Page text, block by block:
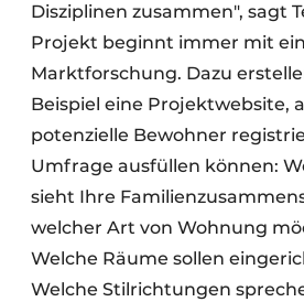
Disziplinen zusammen", sagt
Projekt beginnt immer mit
Marktforschung. Dazu
Beispiel eine Projektwebsite,
potenzielle Bewohner
Umfrage ausfüllen können:
sieht Ihre
welcher Art von Wohnung
Welche Räume sollen
Welche Stilrichtungen